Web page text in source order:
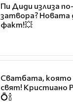
Пи Диди излиза
затвора? Новата
факт!💥
Сватбата, която
свят! Кристиано
💍🍾